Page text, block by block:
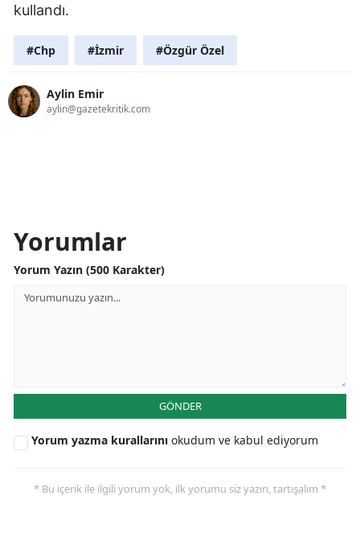
kullandı.
#Chp #İzmir #Özgür Özel
Aylin Emir
aylin@gazetekritik.com
Yorumlar
Yorum Yazın (500 Karakter)
GÖNDER
Yorum yazma kurallarını okudum ve kabul ediyorum
* Bu içerik ile ilgili yorum yok, ilk yorumu siz yazın, tartışalım *